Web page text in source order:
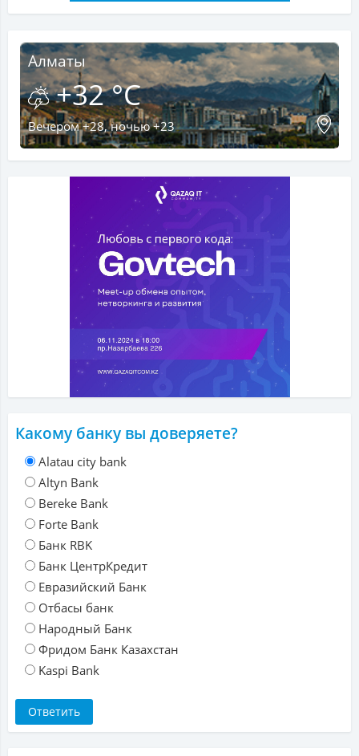
Алматы
+32 °C
Вечером +28, ночью +23
Какому банку вы доверяете?
Alatau city bank
Altyn Bank
Bereke Bank
Forte Bank
Банк RBK
Банк ЦентрКредит
Евразийский Банк
Отбасы банк
Народный Банк
Фридом Банк Казахстан
Kaspi Bank